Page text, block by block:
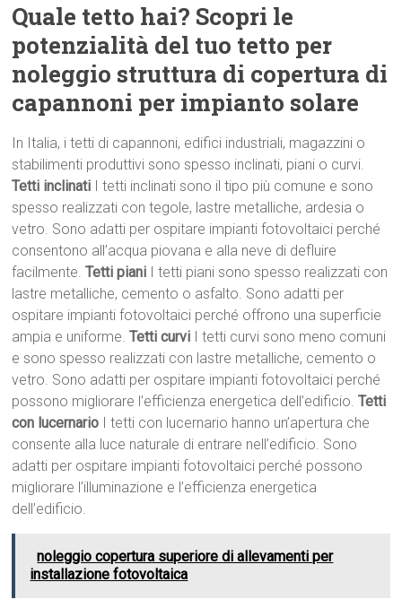
Quale tetto hai? Scopri le
potenzialità del tuo tetto per
noleggio struttura di copertura di
capannoni per impianto solare
In Italia, i tetti di capannoni, edifici industriali, magazzini o
stabilimenti produttivi sono spesso inclinati, piani o curvi.
Tetti inclinati I tetti inclinati sono il tipo più comune e sono
spesso realizzati con tegole, lastre metalliche, ardesia o
vetro. Sono adatti per ospitare impianti fotovoltaici perché
consentono all’acqua piovana e alla neve di defluire
facilmente.Tetti piani I tetti piani sono spesso realizzati con
lastre metalliche, cemento o asfalto. Sono adatti per
ospitare impianti fotovoltaici perché offrono una superficie
ampia e uniforme.Tetti curvi I tetti curvi sono meno comuni
e sono spesso realizzati con lastre metalliche, cemento o
vetro. Sono adatti per ospitare impianti fotovoltaici perché
possono migliorare l’efficienza energetica dell’edificio.Tetti
con lucernario I tetti con lucernario hanno un’apertura che
consente alla luce naturale di entrare nell’edificio. Sono
adatti per ospitare impianti fotovoltaici perché possono
migliorare l’illuminazione e l’efficienza energetica
dell’edificio.
noleggio copertura superiore di allevamenti per
installazione fotovoltaica